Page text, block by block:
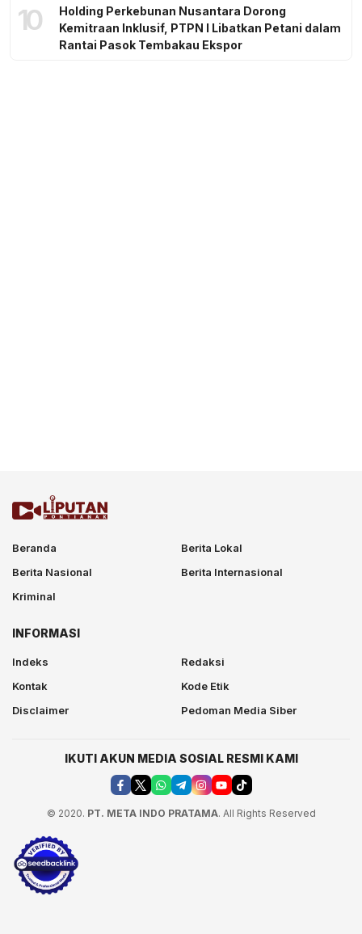
10
Holding Perkebunan Nusantara Dorong
Kemitraan Inklusif, PTPN I Libatkan Petani dalam
Rantai Pasok Tembakau Ekspor
Beranda
Berita Lokal
Berita Nasional
Berita Internasional
Kriminal
INFORMASI
Indeks
Redaksi
Kontak
Kode Etik
Disclaimer
Pedoman Media Siber
IKUTI AKUN MEDIA SOSIAL RESMI KAMI
© 2020. PT. META INDO PRATAMA. All Rights Reserved